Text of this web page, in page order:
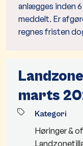
anlægges inden
meddelt. Er
regnes fristen
marts
Kategori
Høringer &